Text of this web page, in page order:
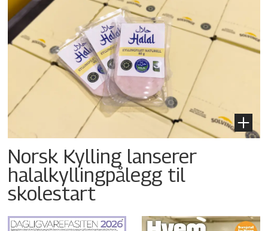
Norsk Kylling lanserer
halalkyllingpålegg til
skolestart